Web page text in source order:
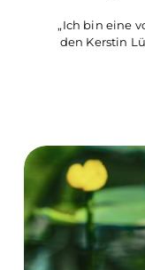
„Ich bin eine
den Kerstin